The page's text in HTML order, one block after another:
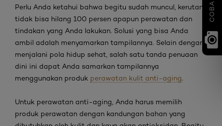
Perlu Anda ketahui bahwa begitu sudah muncul, kerutan
tidak bisa hilang 100 persen apapun perawatan dan
tindakan yang Anda lakukan. Solusi yang bisa Anda
ambil adalah menyamarkan tampilannya. Selain dengan
menjalani pola hidup sehat, salah satu tanda penuaan
dini ini dapat Anda samarkan tampilannya
menggunakan produk perawatan kulit anti-aging.
Untuk perawatan anti-aging , Anda harus memilih
produk perawatan dengan kandungan bahan yang